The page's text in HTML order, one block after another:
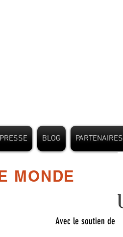
PRESSE BLOG PARTENAIRES
MONDE
Avec le soutien de